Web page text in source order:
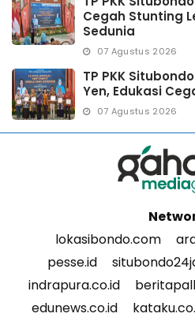
Cegah Stunting
Sedunia
07 Agustus 2026
TP PKK
Yen, Edukasi
07 Agustus 2026
lokasibondo.com
pesse.id
indrapura.co.id
edunews.co.id